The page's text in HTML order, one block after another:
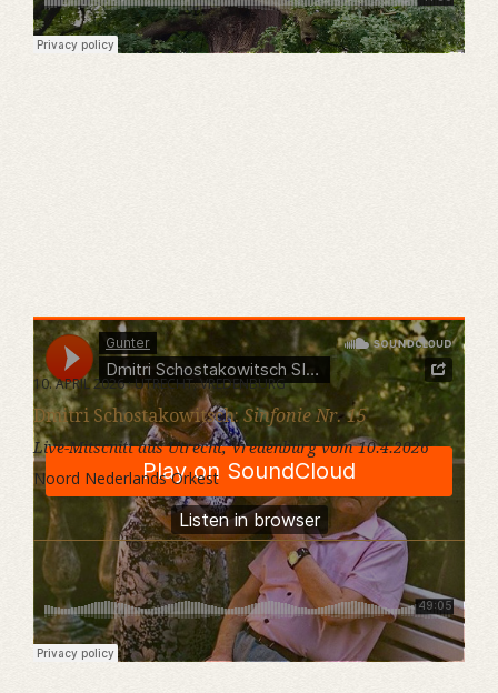
Gunter Dmitri Schostakowitsch SInfonie Nr. 15
10. APRIL 2026 · UTRECHT, VREDENBURG
Dmitri Schostakowitsch: Sinfonie Nr. 15
Live-Mitscnitt aus Utrecht, Vredenburg vom 10.4.2026
Noord Nederlands Orkest